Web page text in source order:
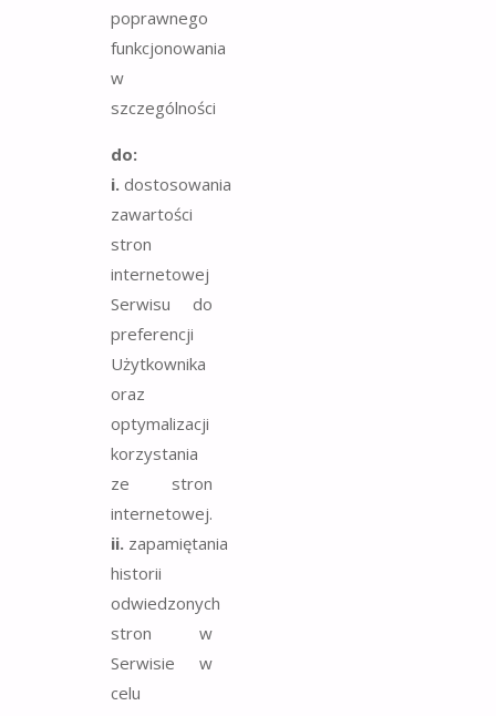
poprawnego
funkcjonowania
w
szczególności
do:
i. dostosowania
zawartości
stron
internetowej
Serwisu do
preferencji
Użytkownika
oraz
optymalizacji
korzystania
ze stron
internetowej.
ii. zapamiętania
historii
odwiedzonych
stron w
Serwisie w
celu